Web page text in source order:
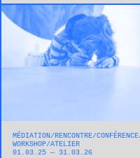
MÉDIATION RENCONTRE/CONFÉRENCE
WORKSHOP/ATELIER
01.03.25 — 31.03.26